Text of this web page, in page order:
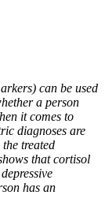
can be used
a person
it comes to
diagnoses are
treated
that cortisol
has an